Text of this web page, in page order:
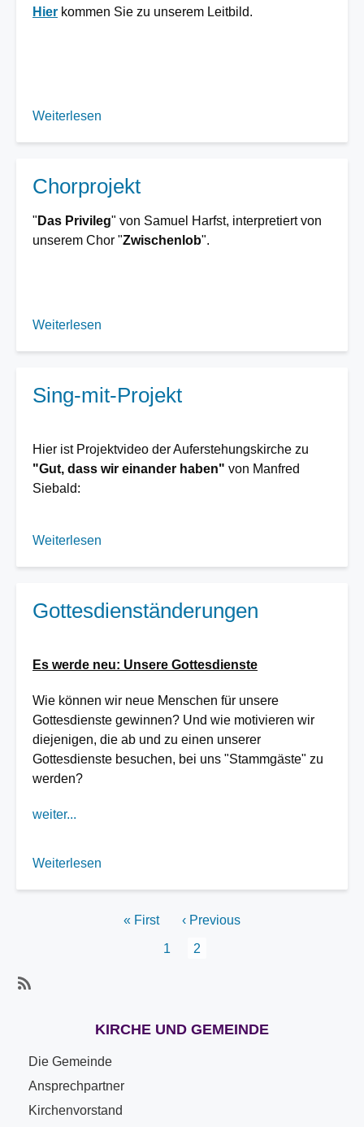
Hier kommen Sie zu unserem Leitbild.
Weiterlesen
Chorprojekt
" Das Privileg" von Samuel Harfst, interpretiert von
unserem Chor "Zwischenlob".
Weiterlesen
Sing-mit-Projekt
Hier ist Projektvideo der Auferstehungskirche zu
"Gut, dass wir einander haben" von Manfred
Siebald:
Weiterlesen
Gottesdienständerungen
Es werde neu: Unsere Gottesdienste
Wie können wir neue Menschen für unsere
Gottesdienste gewinnen? Und wie motivieren wir
diejenigen, die ab und zu einen unserer
Gottesdienste besuchen, bei uns "Stammgäste" zu
werden?
weiter...
Weiterlesen
Seitennummerierung
Erste
« First
Vorherige
‹ Previous
Page
1
Aktuelle
2
KIRCHE UND GEMEINDE
Die Gemeinde
Ansprechpartner
Kirchenvorstand